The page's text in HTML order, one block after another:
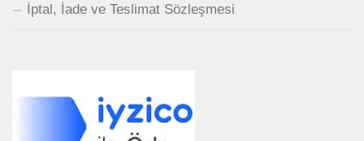
İptal, İade ve Teslimat Sözleşmesi